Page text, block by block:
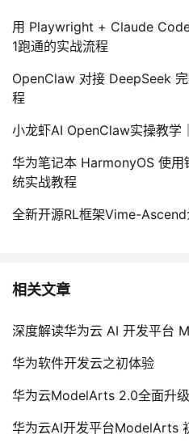
用 Playwright + Claude
1跑通的实战流程
OpenClaw 对接 DeepSeek
程
小龙虾AI OpenClaw实操教学
华为笔记本 HarmonyOS 使用
统实战教程
全新开源RL框架Vime-
相关文章
深度解读华为云 AI 开发平台
华为软件开发云之初体验
华为云ModelArts 2.0全面升
华为云AI开发平台ModelArts